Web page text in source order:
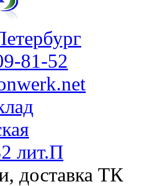
81-52
лит.П
доставка ТК